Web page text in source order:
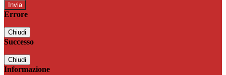
Errore
Chiudi
Successo
Chiudi
Informazione